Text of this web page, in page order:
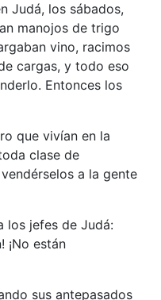
Judá, los sábados,
manojos de trigo
vino, racimos
cargas, y todo eso
Entonces los
que vivían en la
clase de
a la gente
los jefes de Judá:
¡No están
sus antepasados